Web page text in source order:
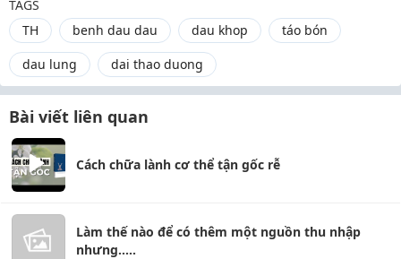
TAGS
TH
benh dau dau dau khop
táo bón
dau lung
dai thao duong
Bài viết liên quan
Cách chữa lành cơ thể tận gốc rễ
Làm thế nào để có thêm một nguồn thu nhập
nhưng.....